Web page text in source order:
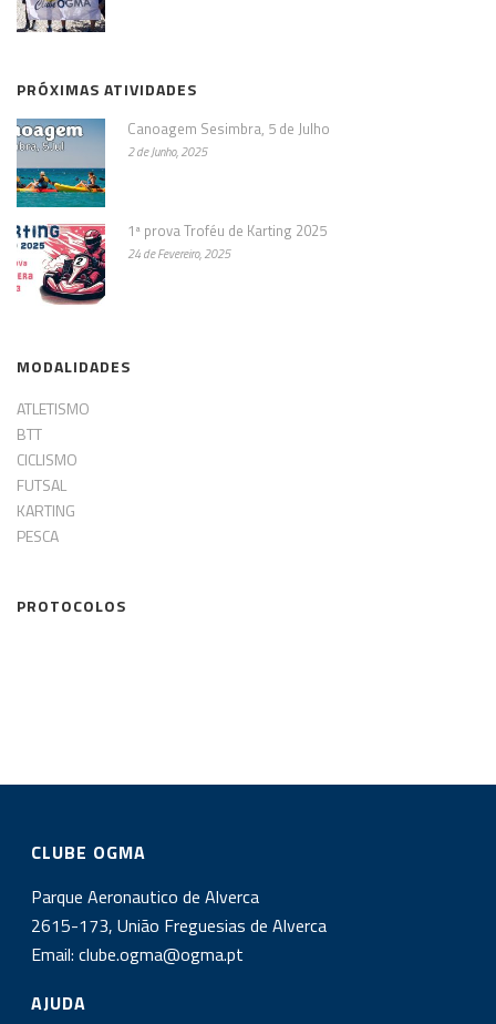
PRÓXIMAS ATIVIDADES
Canoagem Sesimbra, 5 de Julho
2 de Junho, 2025
1ª prova Troféu de Karting 2025
24 de Fevereiro, 2025
MODALIDADES
ATLETISMO
BTT
CICLISMO
FUTSAL
KARTING
PESCA
PROTOCOLOS
CLUBE OGMA
Parque Aeronautico de Alverca
2615-173, União Freguesias de Alverca
Email:clube.ogma@ogma.pt
AJUDA